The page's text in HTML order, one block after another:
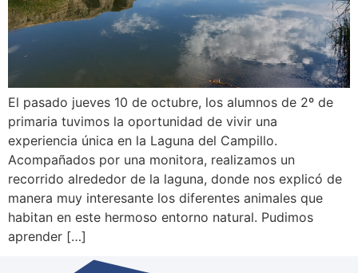
El pasado jueves 10 de octubre, los alumnos de 2º de
primaria tuvimos la oportunidad de vivir una
experiencia única en la Laguna del Campillo.
Acompañados por una monitora, realizamos un
recorrido alrededor de la laguna, donde nos explicó de
manera muy interesante los diferentes animales que
habitan en este hermoso entorno natural. Pudimos
aprender […]